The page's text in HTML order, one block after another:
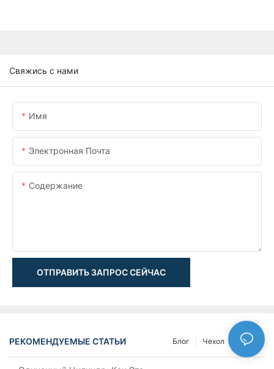
Свяжись с нами
Имя
Электронная Почта
Содержание
ОТПРАВИТЬ ЗАПРОС СЕЙЧАС
РЕКОМЕНДУЕМЫЕ СТАТЬИ NEWS
Чехол
Блог